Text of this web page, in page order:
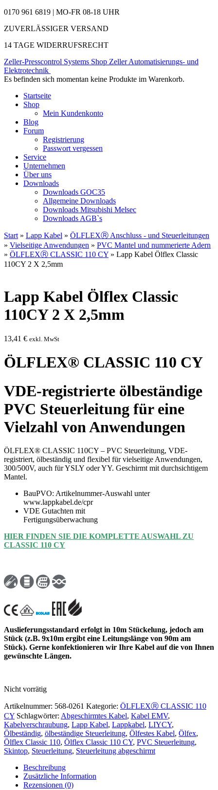
0170 961 6819 | MO-FR 08-18 UHR
ZUVERLÄSSIGER VERSAND
14 TAGE WIDERRUFSRECHT
Zeller-Presscontrol Systems Shop Zeller Automatisierungs- und
Elektrotechnik
Es befinden sich momentan keine Produkte im Warenkorb.
Startseite
Shop
Mein Kundenkonto
Blog
Forum
Registrierung
Passwort vergessen
Service
Unternehmen
Über uns
Downloads
Downloads GOC35
Allgemeine Downloads
Downloads Mitsubishi Melsec
Downloads AGB`s
Start » Lapp Kabel » ÖLFLEXⓇ Anschluss - und Steuerleitungen
» Vielseitige Anwendungen » PVC Mantel und nummerierte Adern
» ÖLFLEXⓇ CLASSIC 110 CY » Lapp Kabel Ölflex Classic
110CY 2 X 2,5mm
Lapp Kabel Ölflex Classic
110CY 2 X 2,5mm
13,41 € exkl. MwSt
ÖLFLEX® CLASSIC 110 CY
VDE-registrierte ölbeständige
PVC Steuerleitung für eine
Vielzahl von Anwendungen
ÖLFLEX® CLASSIC 110CY – PVC Steuerleitung, VDE-
registriert, ölbeständig und flexibel für vielseitige Anwendungen,
300/500V, auch für YSLY oder YY. Geschirmt mit durchsichtigem
Mantel.
BauPVO: Artikelnummer-Auswahl unter
www.lappkabel.de/cpr
VDE Gutachten mit
Fertigungsüberwachung
HIER FINDEN SIE DIE KOMPLETTE AUSWAHL ZU
CLASSIC 110 CY
Auslieferungsstandard erfolgt in 10m Stückelung, jedoch am
Stück (z.B. 9x10m ergibt eine Leitungslänge von 90m am
Stück). Gerne konfektionieren wir Ihre Kabel auf die von Ihnen
gewünschte Längen.
Nicht vorrätig
Artikelnummer: 568-0261 Kategorie: ÖLFLEXⓇ CLASSIC 110
CY Schlagwörter: Abgeschirmtes Kabel, Kabel EMV,
Kabelverschraubung, Lapp Kabel, Lappkabel, LIYCY,
Ölbeständig, ölbeständige Steuerleitung, Ölfestes Kabel, Ölfex,
Ölflex Classic 110, Ölflex Classic 110 CY, PVC Steuerleitung,
Skintop, Steuerleitung, Steuerleitung abgeschirmt
Beschreibung
Zusätzliche Information
Rezensionen (0)